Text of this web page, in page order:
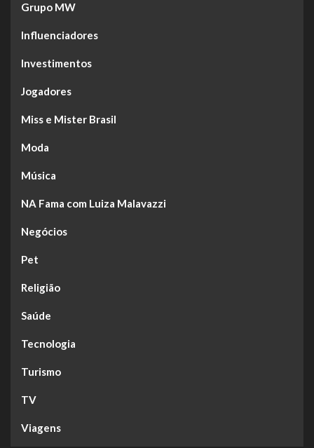
Grupo MW
Influenciadores
Investimentos
Jogadores
Miss e Mister Brasil
Moda
Música
NA Fama com Luiza Malavazzi
Negócios
Pet
Religião
Saúde
Tecnologia
Turismo
TV
Viagens